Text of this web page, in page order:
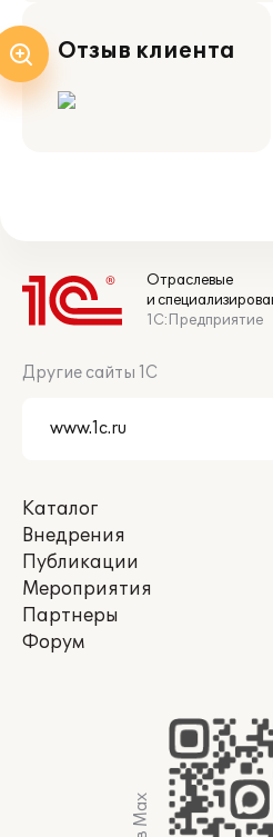
Отзыв клиента
Отраслевые
и
1С:Предприятие
Другие сайты 1С
Каталог
Внедрения
Публикации
Мероприятия
Партнеры
Форум